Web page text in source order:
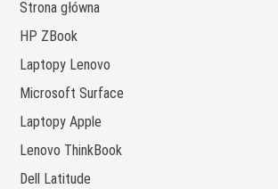
Strona główna
HP ZBook
Laptopy Lenovo
Microsoft Surface
Laptopy Apple
Lenovo ThinkBook
Dell Latitude